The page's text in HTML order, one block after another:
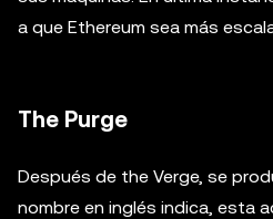
a que Ethereum sea más
The Purge
Después de the Verge, se
nombre en inglés indica, esta